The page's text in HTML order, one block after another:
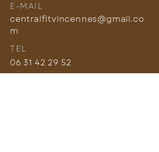
E-MAIL
centralfitvincennes@gmail.co
m
TEL
06 31 42 29 52